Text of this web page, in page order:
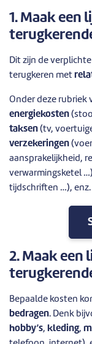
1. Maak een
Dit zijn de
terugkeren met
Onder deze rubriek
energiekosten
taksen (tv,
verzekeringen
aansprakelijkheid,
verwarmingsketel
tijdschriften …), enz.
2. Maak een
Bepaalde kosten
bedragen. Denk
hobby’s, kleding,